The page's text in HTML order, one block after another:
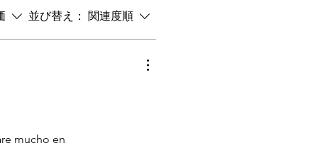
並び替え： 関連度順
mucho en